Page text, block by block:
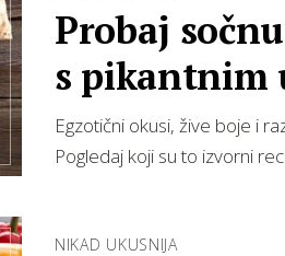
Probaj
s pikantnim
Egzotični okusi, žive boje i
Pogledaj koji su to izvorni
NIKAD UKUSNIJA